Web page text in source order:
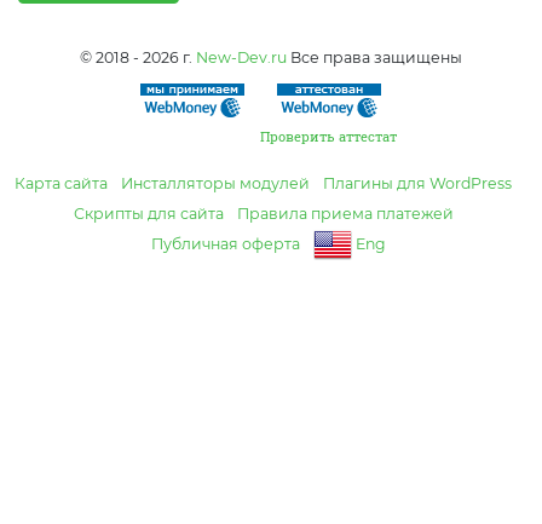
© 2018 - 2026 г. New-Dev.ru Все права защищены
Проверить аттестат
Карта сайта Инсталляторы модулей
Плагины для WordPress
Скрипты для сайта
Правила приема платежей
Публичная оферта
Eng